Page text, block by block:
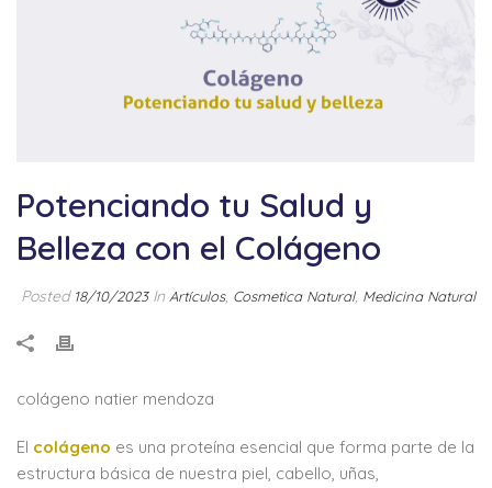
Potenciando tu Salud y
Belleza con el Colágeno
Posted 18/10/2023In Artículos, Cosmetica Natural, Medicina Natural
colágeno natier mendoza
El colágeno es una proteína esencial que forma parte de la
estructura básica de nuestra piel, cabello, uñas,